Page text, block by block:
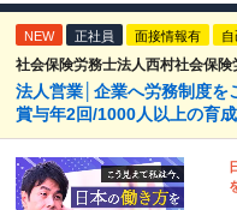
NEW 正社員 面接情報有
社会保険労務士法人西村社会保険
法人営業│企業へ労務制度
賞与年2回/1000人以上の育